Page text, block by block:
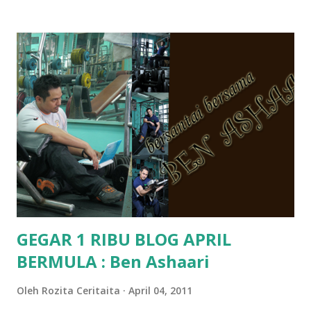
tanya sapa-sapa pun masa tu.. bila fikir-fikirkan balik terasa
jugak masa alahai teruknya kami sebagai ibubapa.. dan kami
terasa jugak semakin teruk bila abg long dah masuk 2 tahun
kat salah satu tadika swasta ni.. tapi nampaknya kenal huruf
pun tak tau.. pengsan aku bila ingat balik.. aku mula fikir
mungkin sebab abg long sendiri jenis budak yang ada
masalah dyslexia.. tapi minor la.. nanti la aku cerita pasal
dyslexia tu.. lepas tu kami buat keputusan pu...
GEGAR 1 RIBU BLOG APRIL
BERMULA : Ben Ashaari
Oleh Rozita Ceritaita April 04, 2011